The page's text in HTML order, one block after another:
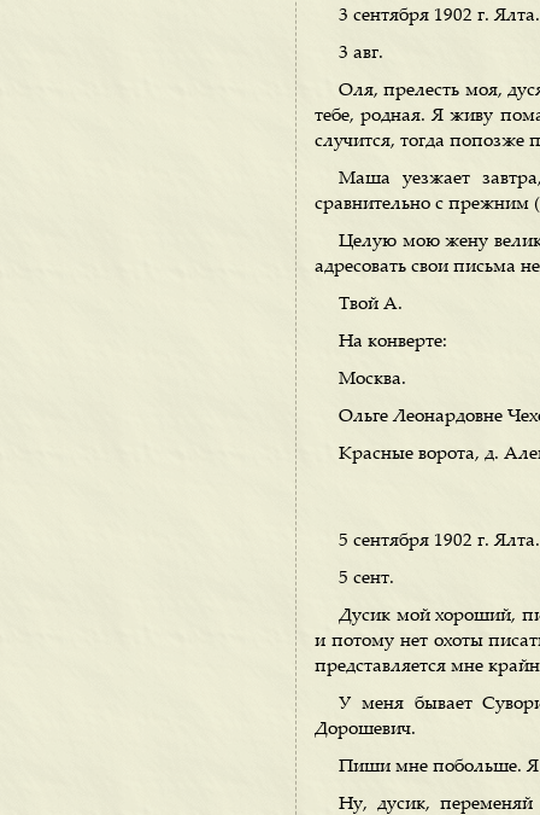
3 сентября 1902 г. Ялта.
3 авг.
Оля, прелесть моя,
тебе, родная. Я живу
случится, тогда попозже
Маша уезжает
сравнительно с
Целую мою жену
адресовать свои письма
Твой А.
На конверте:
Москва.
Ольге Леонардовне
Красные ворота, д.
5 сентября 1902 г. Ялта.
5 сент.
Дусик мой хороший,
и потому нет охоты
представляется мне
У меня бывает
Дорошевич.
Пиши мне побольше. Я
Ну, дусик,